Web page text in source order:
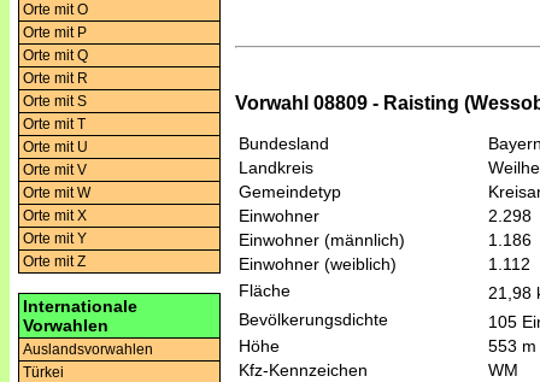
Orte mit O
Orte mit P
Orte mit Q
Orte mit R
Orte mit S
Orte mit T
Orte mit U
Orte mit V
Orte mit W
Orte mit X
Orte mit Y
Orte mit Z
Internationale
Vorwahlen
Auslandsvorwahlen
Türkei
Vorwahl 08809 - Raisting
Bundesland
Landkreis
Gemeindetyp
Einwohner
2.298
Einwohner (männlich)
1.186
Einwohner (weiblich)
1.112
Fläche
21,98
Bevölkerungsdichte
105
Höhe
553 m
Kfz-Kennzeichen
WM